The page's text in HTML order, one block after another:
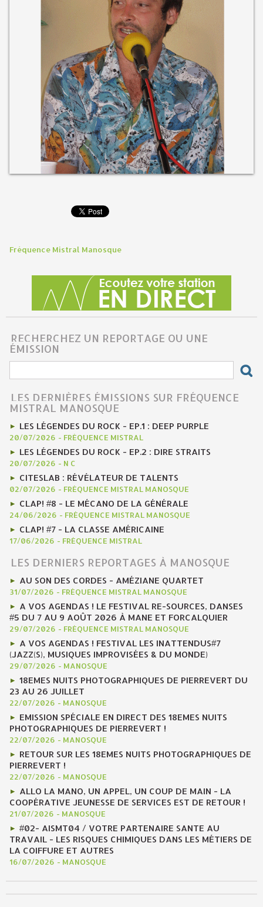
Fréquence Mistral Manosque
RECHERCHEZ UN REPORTAGE OU UNE
ÉMISSION
LES DERNIÈRES ÉMISSIONS SUR FRÉQUENCE
MISTRAL MANOSQUE
LES LÉGENDES DU ROCK - EP.1 : DEEP PURPLE
20/07/2026 - FRÉQUENCE MISTRAL
LES LÉGENDES DU ROCK - EP.2 : DIRE STRAITS
20/07/2026 - N C
CITESLAB : RÉVÉLATEUR DE TALENTS
02/07/2026 - FRÉQUENCE MISTRAL MANOSQUE
CLAP! #8 - LE MÉCANO DE LA GÉNÉRALE
24/06/2026 - FRÉQUENCE MISTRAL MANOSQUE
CLAP! #7 - LA CLASSE AMÉRICAINE
17/06/2026 - FRÉQUENCE MISTRAL
LES DERNIERS REPORTAGES À MANOSQUE
AU SON DES CORDES - AMÉZIANE QUARTET
31/07/2026 - FRÉQUENCE MISTRAL MANOSQUE
A VOS AGENDAS ! LE FESTIVAL RE-SOURCES, DANSES
#5 DU 7 AU 9 AOÛT 2026 À MANE ET FORCALQUIER
29/07/2026 - FRÉQUENCE MISTRAL MANOSQUE
A VOS AGENDAS ! FESTIVAL LES INATTENDUS#7
(JAZZ(S), MUSIQUES IMPROVISÉES & DU MONDE)
29/07/2026 - MANOSQUE
18EMES NUITS PHOTOGRAPHIQUES DE PIERREVERT DU
23 AU 26 JUILLET
22/07/2026 - MANOSQUE
EMISSION SPÉCIALE EN DIRECT DES 18EMES NUITS
PHOTOGRAPHIQUES DE PIERREVERT !
22/07/2026 - MANOSQUE
RETOUR SUR LES 18EMES NUITS PHOTOGRAPHIQUES DE
PIERREVERT !
22/07/2026 - MANOSQUE
ALLO LA MANO, UN APPEL, UN COUP DE MAIN - LA
COOPÉRATIVE JEUNESSE DE SERVICES EST DE RETOUR !
21/07/2026 - MANOSQUE
#02- AISMT04 / VOTRE PARTENAIRE SANTE AU
TRAVAIL - LES RISQUES CHIMIQUES DANS LES MÉTIERS DE
LA COIFFURE ET AUTRES
16/07/2026 - MANOSQUE